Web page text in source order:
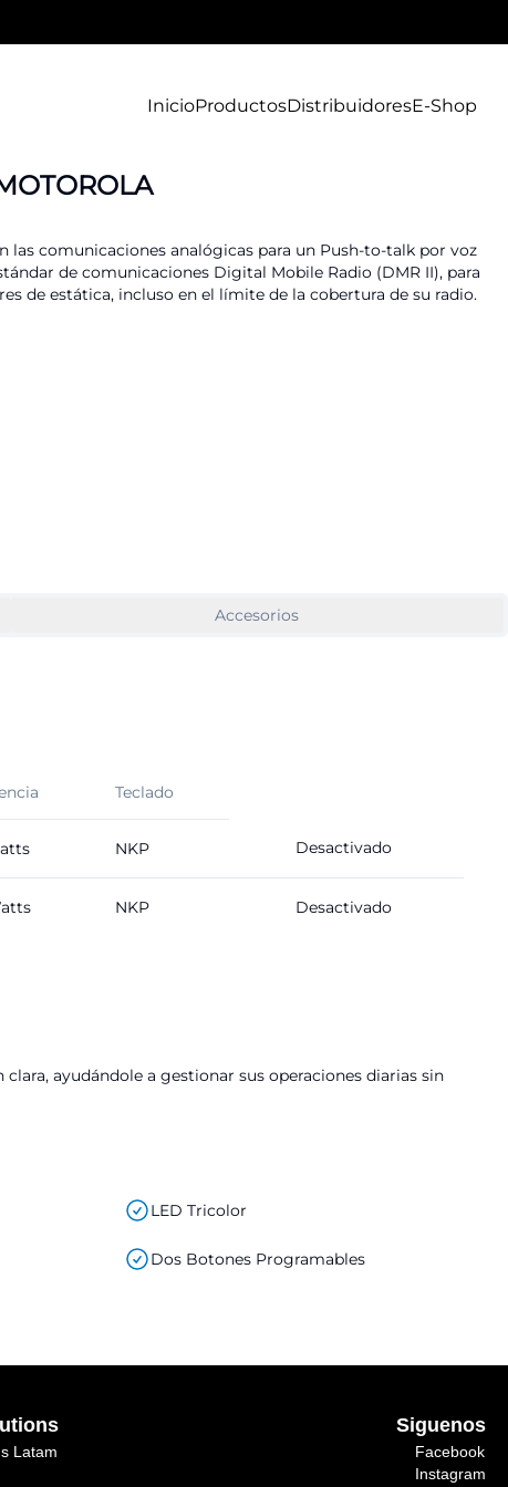
InicioProductosDistribuidoresE-Shop
las comunicaciones analógicas para un Push-to-talk por voz
de comunicaciones Digital Mobile Radio (DMR II), para
de estática, incluso en el límite de la cobertura de su radio.
Accesorios
Teclado
NKP Desactivado
NKP Desactivado
ayudándole a gestionar sus operaciones diarias sin
LED Tricolor
Dos Botones Programables
Latam
Siguenos
Facebook
Instagram